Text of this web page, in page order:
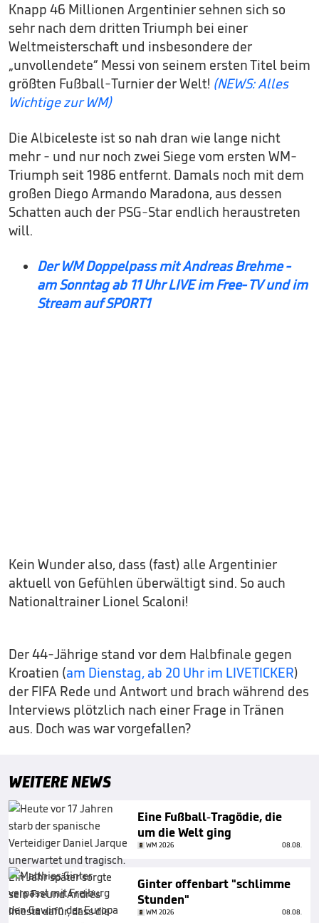
Knapp 46 Millionen Argentinier sehnen sich so
sehr nach dem dritten Triumph bei einer
Weltmeisterschaft und insbesondere der
„unvollendete“ Messi von seinem ersten Titel beim
größten Fußball-Turnier der Welt! (NEWS: Alles
Wichtige zur WM)
Die Albiceleste ist so nah dran wie lange nicht
mehr - und nur noch zwei Siege vom ersten WM-
Triumph seit 1986 entfernt. Damals noch mit dem
großen Diego Armando Maradona, aus dessen
Schatten auch der PSG-Star endlich heraustreten
will.
Der WM Doppelpass mit Andreas Brehme -
am Sonntag ab 11 Uhr LIVE im Free-TV und im
Stream auf SPORT1
Kein Wunder also, dass (fast) alle Argentinier
aktuell von Gefühlen überwältigt sind. So auch
Nationaltrainer Lionel Scaloni!
Der 44-Jährige stand vor dem Halbfinale gegen
Kroatien (am Dienstag, ab 20 Uhr im LIVETICKER)
der FIFA Rede und Antwort und brach während des
Interviews plötzlich nach einer Frage in Tränen
aus. Doch was war vorgefallen?
WEITERE NEWS
Eine Fußball-Tragödie, die
um die Welt ging
WM 2026 08.08.
Ginter offenbart "schlimme
Stunden"
WM 2026 08.08.